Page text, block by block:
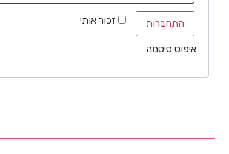
זכור אותי התחברות
איפוס סיסמה